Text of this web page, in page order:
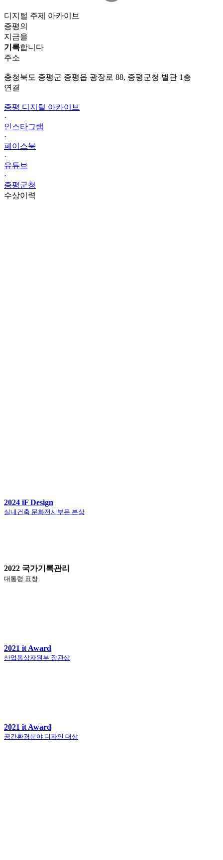
디지털 주제 아카이브
증평의
지금을
기록합니다
주소
충청북도 증평군 증평읍 광장로 88, 증평군청 별관 1층
연결
증평 디지털 아카이브
·
인스타그램
·
페이스북
·
유튜브
·
증평군청
수상이력
2024 iF Design
실내건축 문화전시부문 본상
2022 국가기록관리
대통령 표창
2021 it Award
산업통상자원부 장관상
2021 it Award
공간환경분야 디자인 대상